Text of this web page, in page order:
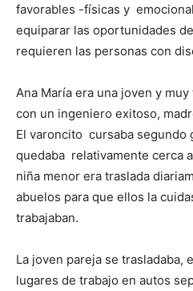
favorables -físicas y
equiparar las oportunidades
requieren las personas con
Ana María era una joven y
con un ingeniero exitoso,
El varoncito cursaba segundo
quedaba relativamente cerca
niña menor era traslada
abuelos para que ellos la
trabajaban.
La joven pareja se trasladaba,
lugares de trabajo en autos